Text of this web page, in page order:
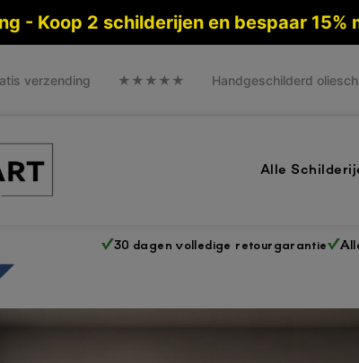
- Koop 2 schilderijen en bespaar 15%
verzending ★★★★★ Handgeschilderd
Alle
30 dagen volledige retourgarantie